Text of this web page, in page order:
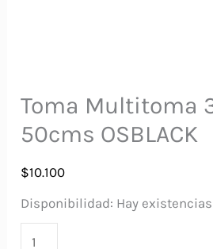
Toma Multitoma
50cms OSBLACK
$10.100
Disponibilidad: Hay existencias